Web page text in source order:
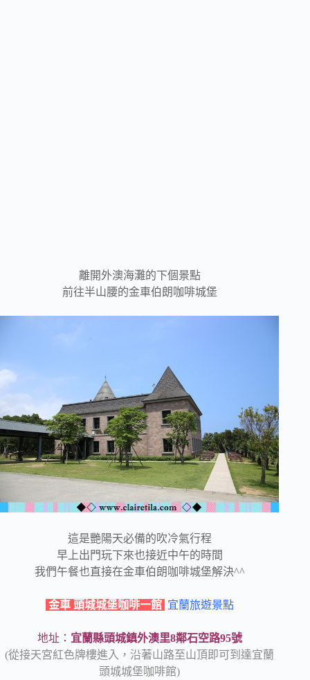
離開外澳海灘的下個景點
前往半山腰的金車伯朗咖啡城堡
這是艷陽天必備的吹冷氣行程
早上出門玩下來也接近中午的時間
我們午餐也直接在金車伯朗咖啡城堡解決^^
金車 頭城城堡咖啡一館 宜蘭旅遊景點
地址： 宜蘭縣頭城鎮外澳里8鄰石空路95號
(從接天宮紅色牌樓進入，沿著山路至山頂即可到達宜蘭
頭城城堡咖啡館)